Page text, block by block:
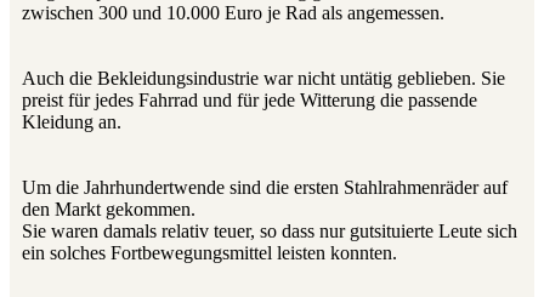
zwischen 300 und 10.000 Euro je Rad als angemessen.
Auch die Bekleidungsindustrie war nicht untätig geblieben. Sie
preist für jedes Fahrrad und für jede Witterung die passende
Kleidung an.
Um die Jahrhundertwende sind die ersten Stahlrahmenräder auf
den Markt gekommen.
Sie waren damals relativ teuer, so dass nur gutsituierte Leute sich
ein solches Fortbewegungsmittel leisten konnten.